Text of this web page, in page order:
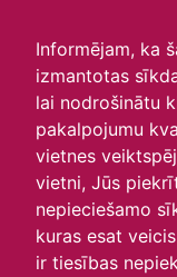
Informējam, ka
izmantotas
lai nodrošinātu
pakalpojumu
vietnes
vietni, Jūs
nepieciešamo
kuras esat
ir tiesības
Skats :
Aktuālie
Šodien
Arhīvs